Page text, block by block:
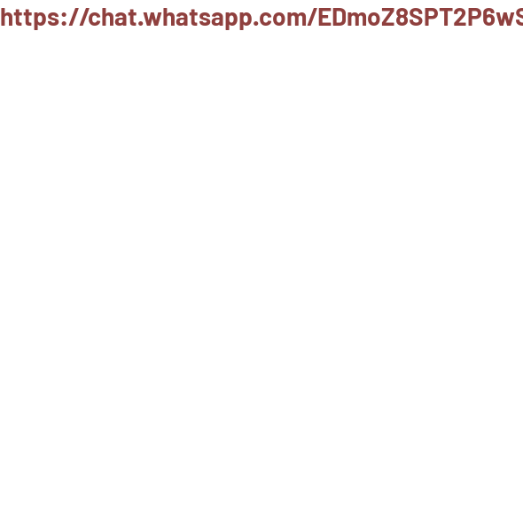
https://chat.whatsapp.com/